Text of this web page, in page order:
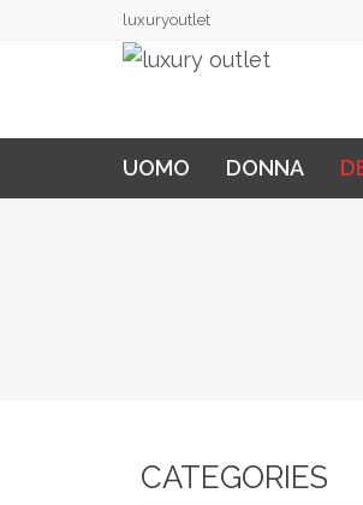
luxuryoutlet
UOMO DONNA
CATEGORIES